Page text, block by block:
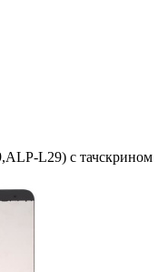
L29) с тачскрином